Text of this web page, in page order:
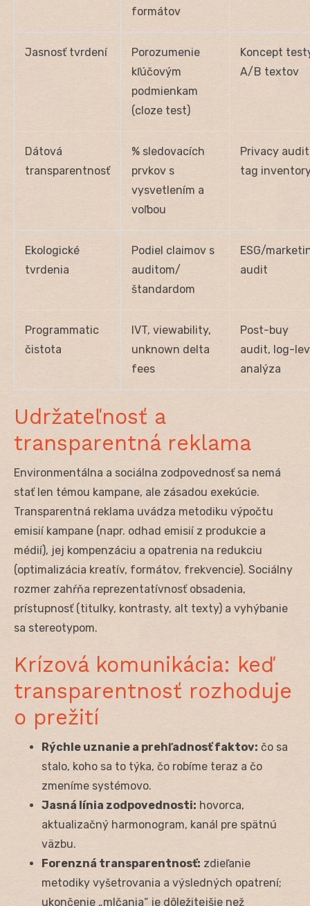
formátov
Jasnosť tvrdení
Porozumenie
kľúčovým
podmienkam
(cloze test)
Koncept
A/B textov
Dátová
transparentnosť
% sledovacích
prvkov s
vysvetlením a
voľbou
Privacy
tag
Ekologické
tvrdenia
Podiel claimov s
auditom/
štandardom
ESG/
audit
Programmatic
čistota
IVT, viewability,
unknown delta
fees
Post-buy
audit, log-
analýza
Udržateľnosť a
transparentná reklama
Environmentálna a sociálna zodpovednosť sa nemá
stať len témou kampane, ale zásadou exekúcie.
Transparentná reklama uvádza metodiku výpočtu
emisií kampane (napr. odhad emisií z produkcie a
médií), jej kompenzáciu a opatrenia na redukciu
(optimalizácia kreatív, formátov, frekvencie). Sociálny
rozmer zahŕňa reprezentatívnosť obsadenia,
prístupnosť (titulky, kontrasty, alt texty) a vyhýbanie
sa stereotypom.
Krízová komunikácia: keď
transparentnosť rozhoduje
o prežití
Rýchle uznanie a prehľadnosť faktov: čo sa
stalo, koho sa to týka, čo robíme teraz a čo
zmeníme systémovo.
Jasná línia zodpovednosti: hovorca,
aktualizačný harmonogram, kanál pre spätnú
väzbu.
Forenzná transparentnosť: zdieľanie
metodiky vyšetrovania a výsledných opatrení;
ukončenie „mlčania“ je dôležitejšie než